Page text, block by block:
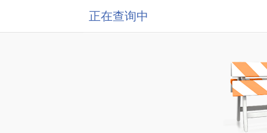
正在查询中